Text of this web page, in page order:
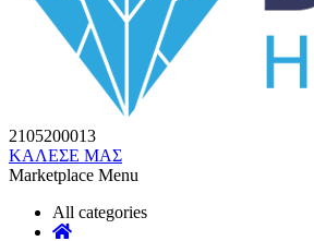
2105200013
ΚΑΛΕΣΕ ΜΑΣ
Marketplace Menu
All categories